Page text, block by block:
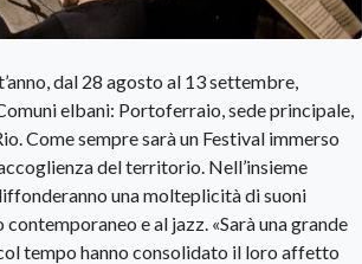
dal 28 agosto al 13 settembre,
elbani: Portoferraio, sede principale,
Come sempre sarà un Festival immerso
del territorio. Nell’insieme
una molteplicità di suoni
e al jazz. «Sarà una grande
tempo hanno consolidato il loro affetto